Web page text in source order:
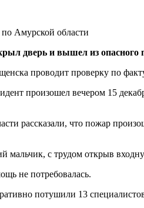
Амурской области
дверь и вышел из
проводит проверку по
произошел вечером 15
рассказали, что пожар
мальчик, с трудом открыв
не потребовалась.
потушили 13